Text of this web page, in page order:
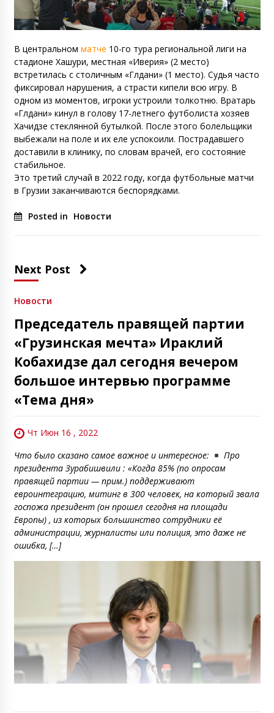
В центральном матче 10-го тура региональной лиги на
стадионе Хашури, местная «Иверия» (2 место)
встретилась с столичным «Глдани» (1 место). Судья часто
фиксировал нарушения, а страсти кипели всю игру. В
одном из моментов, игроки устроили толкотню. Вратарь
«Глдани» кинул в голову 17-летнего футболиста хозяев
Хачидзе стеклянной бутылкой. После этого болельщики
выбежали на поле и их еле успокоили. Пострадавшего
доставили в клинику, по словам врачей, его состояние
стабильное.
Это третий случай в 2022 году, когда футбольные матчи
в Грузии заканчиваются беспорядками.
Posted in Новости
Next Post
Новости
Председатель правящей партии
«Грузинская мечта» Ираклий
Кобахидзе дал сегодня вечером
большое интервью программе
«Тема дня»
Чт Июн 16 , 2022
Что было сказано самое важное и интересное:
Про
президента Зурабишвили : «Когда 85% (по опросам
правящей партии — прим.) поддерживают
евроинтеграцию, митинг в 300 человек, на который звала
госпожа президент (он прошел сегодня на площади
Европы) , из которых большинство сотрудники её
администрации, журналисты или полиция, это даже не
ошибка, […]